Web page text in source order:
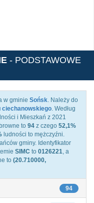
- PODSTAWOWE
w gminie Sońsk. Należy do
ciechanowskiego. Według
i Mieszkań z 2021
to 94 z czego 52,1%
ludności to mężczyźni.
gminy. Identyfikator
SIMC to 0126221, a
to (20.710000,
94